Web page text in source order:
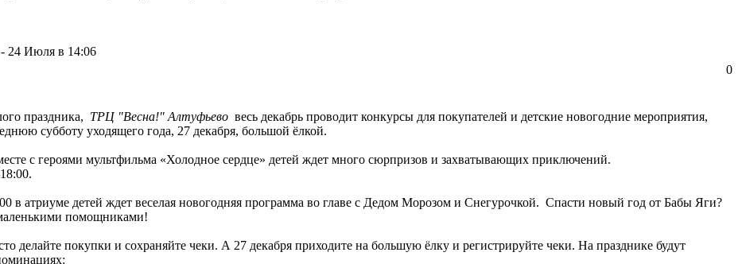
- 24 Июля в 14:06
0
праздника, ТРЦ "Весна!" Алтуфьево весь декабрь проводит конкурсы для покупателей и детские новогодние мероприятия,
субботу уходящего года, 27 декабря, большой ёлкой.
с героями мультфильма «Холодное сердце» детей ждет много сюрпризов и захватывающих приключений.
в атриуме детей ждет веселая новогодняя программа во главе с Дедом Морозом и Снегурочкой. Спасти новый год от Бабы Яги?
помощниками!
делайте покупки и сохраняйте чеки. А 27 декабря приходите на большую ёлку и регистрируйте чеки. На празднике будут